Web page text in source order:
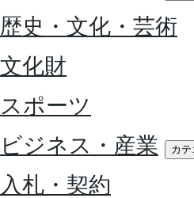
歴史・文化・芸術
文化財
スポーツ
ビジネス・産業
カテ
入札・契約